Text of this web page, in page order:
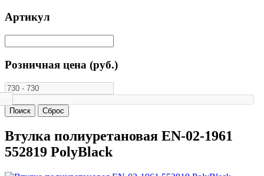
Артикул
Розничная цена (руб.)
Втулка полиуретановая EN-02-1961
552819 PolyBlack